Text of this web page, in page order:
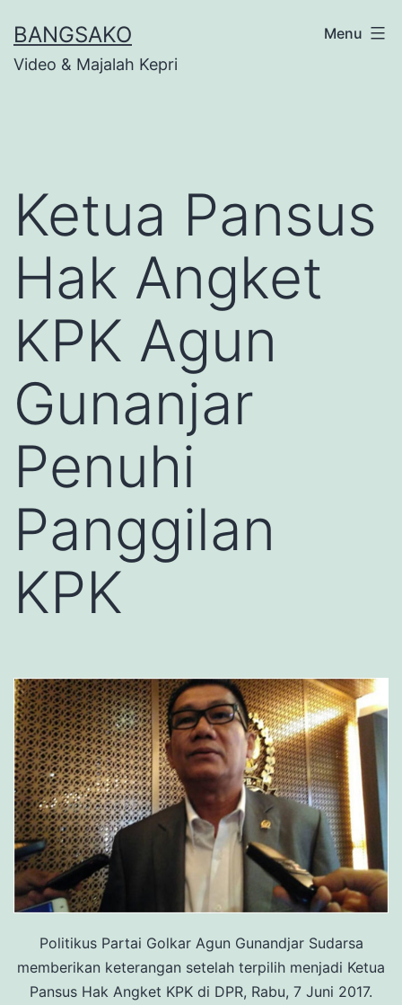
to
content
BANGSAKO
Video & Majalah Kepri
Menu
Ketua Pansus
Hak Angket
KPK Agun
Gunanjar
Penuhi
Panggilan
KPK
Politikus Partai Golkar Agun Gunandjar Sudarsa
memberikan keterangan setelah terpilih menjadi Ketua
Pansus Hak Angket KPK di DPR, Rabu, 7 Juni 2017.